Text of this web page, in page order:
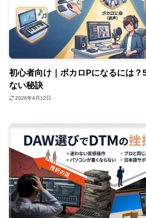
初心者向け｜ボカロPになるには？
ない秘訣
2026年4月12日